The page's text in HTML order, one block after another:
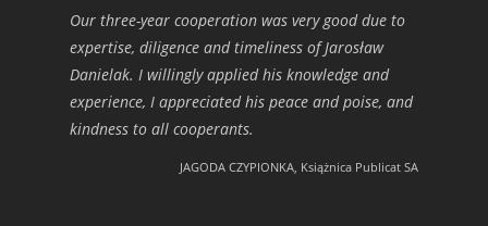
Our three-year cooperation was very good due to
expertise, diligence and timeliness of Jarosław
Danielak. I willingly applied his knowledge and
experience, I appreciated his peace and poise, and
kindness to all cooperants.
JAGODA CZYPIONKA, Książnica Publicat SA